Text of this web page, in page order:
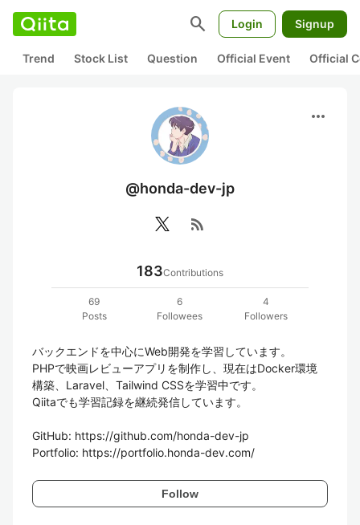
search Login Signup
Trend Stock List Question Official Event Official
more_horiz
@honda-dev-jp
rss_feed
183Contributions
69
Posts
6
Followees
4
Followers
バックエンドを中心にWeb開発を学習しています。
PHPで映画レビューアプリを制作し、現在はDocker環境
構築、Laravel、Tailwind CSSを学習中です。
Qiitaでも学習記録を継続発信しています。
GitHub: https://github.com/honda-dev-jp
Follow